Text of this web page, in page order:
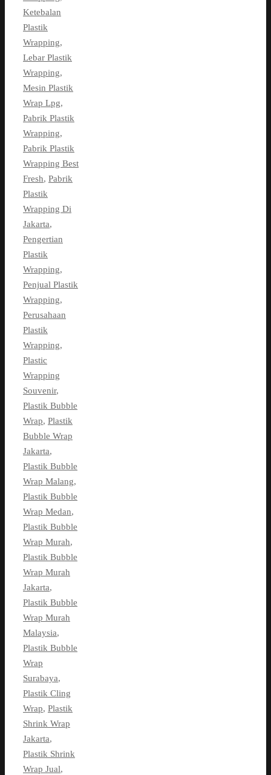
Ketebalan
Plastik
Wrapping,
Lebar Plastik
Wrapping,
Mesin Plastik
Wrap Lpg,
Pabrik Plastik
Wrapping,
Pabrik Plastik
Wrapping Best
Fresh, Pabrik
Plastik
Wrapping Di
Jakarta,
Pengertian
Plastik
Wrapping,
Penjual Plastik
Wrapping,
Perusahaan
Plastik
Wrapping,
Plastic
Wrapping
Souvenir,
Plastik Bubble
Wrap, Plastik
Bubble Wrap
Jakarta,
Plastik Bubble
Wrap Malang,
Plastik Bubble
Wrap Medan,
Plastik Bubble
Wrap Murah,
Plastik Bubble
Wrap Murah
Jakarta,
Plastik Bubble
Wrap Murah
Malaysia,
Plastik Bubble
Wrap
Surabaya,
Plastik Cling
Wrap, Plastik
Shrink Wrap
Jakarta,
Plastik Shrink
Wrap Jual,